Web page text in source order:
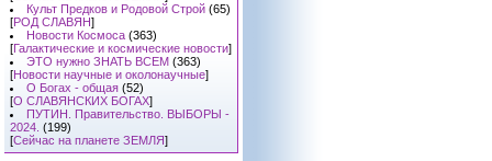
Культ Предков и Родовой Строй (65)
[РОД СЛАВЯН]
Новости Космоса (363)
[Галактические и космические новости]
ЭТО нужно ЗНАТЬ ВСЕМ (363)
[Новости научные и околонаучные]
О Богах - общая (52)
[О СЛАВЯНСКИХ БОГАХ]
ПУТИН. Правительство. ВЫБОРЫ -
2024. (199)
[Сейчас на планете ЗЕМЛЯ]